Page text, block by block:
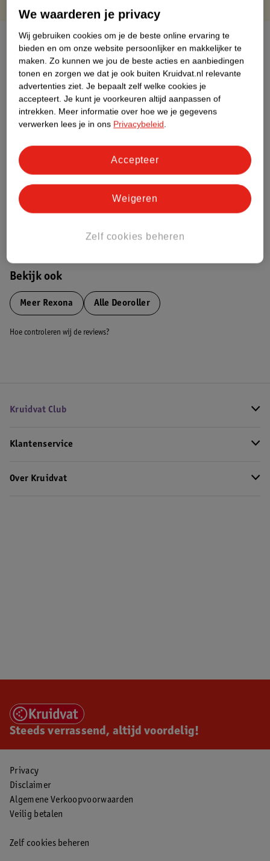
Over dit product
Productinformatie
Etiketinformatie
Dit product heeft (nog) geen Nature
Meer informatie
Bestel & Bezorginformatie
Bekijk ook
Meer Rexona Alle Deoroller
Hoe controleren wij de reviews?
Kruidvat Club
Klantenservice
Over Kruidvat
Steeds verrassend, altijd voordelig!
Privacy
Disclaimer
Algemene Verkoopvoorwaarden
Veilig betalen
Zelf cookies beheren
We waarderen je privacy
Wij gebruiken cookies om je de beste online ervaring te
bieden en om onze website persoonlijker en makkelijker te
maken. Zo kunnen we jou de beste acties en aanbiedingen
tonen en zorgen we dat je ook buiten Kruidvat.nl relevante
advertenties ziet. Je bepaalt zelf welke cookies je
accepteert. Je kunt je voorkeuren altijd aanpassen of
intrekken. Meer informatie over hoe we je gegevens
verwerken lees je in ons Privacybeleid.
Zelf cookies beheren
Weigeren
Accepteer